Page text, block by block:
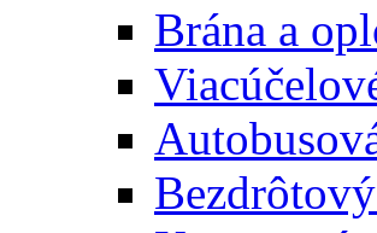
Brána a